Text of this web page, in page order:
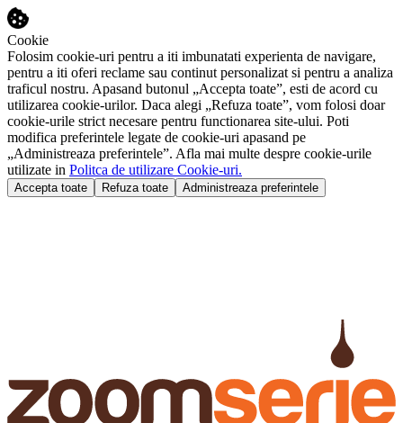
Cookie
Folosim cookie-uri pentru a iti imbunatati experienta de navigare,
pentru a iti oferi reclame sau continut personalizat si pentru a analiza
traficul nostru. Apasand butonul „Accepta toate”, esti de acord cu
utilizarea cookie-urilor. Daca alegi „Refuza toate”, vom folosi doar
cookie-urile strict necesare pentru functionarea site-ului. Poti
modifica preferintele legate de cookie-uri apasand pe
„Administreaza preferintele”. Afla mai multe despre cookie-urile
utilizate in Politca de utilizare Cookie-uri.
Accepta toate Refuza toate Administreaza preferintele